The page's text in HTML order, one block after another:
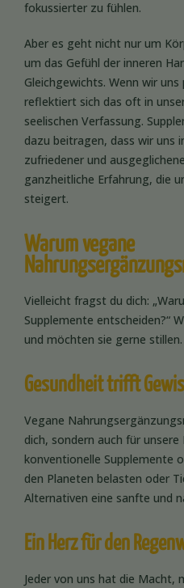
fokussierter zu fühlen.
Aber es geht nicht nur um
um das Gefühl der inneren
Gleichgewichts. Wenn wir
reflektiert sich das oft in
seelischen Verfassung.
dazu beitragen, dass wir uns
zufriedener und
ganzheitliche Erfahrung, die
steigert.
Warum vegane
Vielleicht fragst du dich:
Supplemente entscheiden?“
und möchten sie gerne stillen.
Gesundheit trifft
Vegane
dich, sondern auch für unsere
konventionelle Supplemente
den Planeten belasten oder
Alternativen eine sanfte und
Ein Herz für den
Jeder von uns hat die Macht,